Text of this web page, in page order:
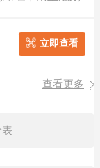
立即查看
查看更多